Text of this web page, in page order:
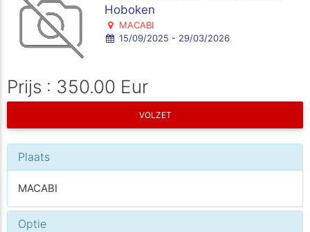
Hoboken
MACABI
15/09/2025 - 29/03/2026
Prijs : 350.00 Eur
VOLZET
Plaats
MACABI
Optie